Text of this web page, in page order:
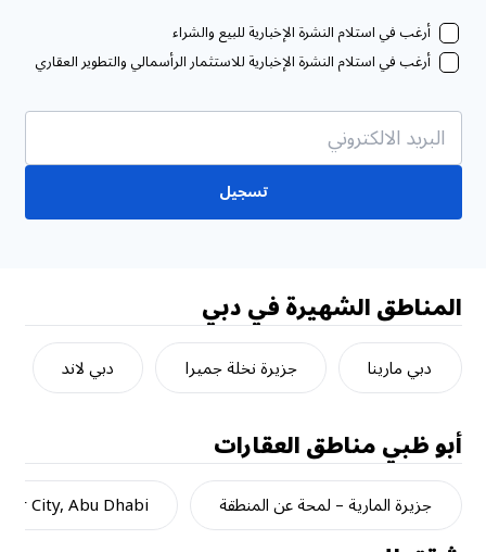
أرغب في استلام النشرة الإخبارية للبيع والشراء
أرغب في استلام النشرة الإخبارية للاستثمار الرأسمالي والتطوير العقاري
تسجيل
المناطق الشهيرة في دبي
دبي مارينا جزيرة نخلة جميرا دبي لاند
أبو ظبيمناطق العقارات
جزيرة المارية – لمحة عن المنطقة City, Abu Dhabi